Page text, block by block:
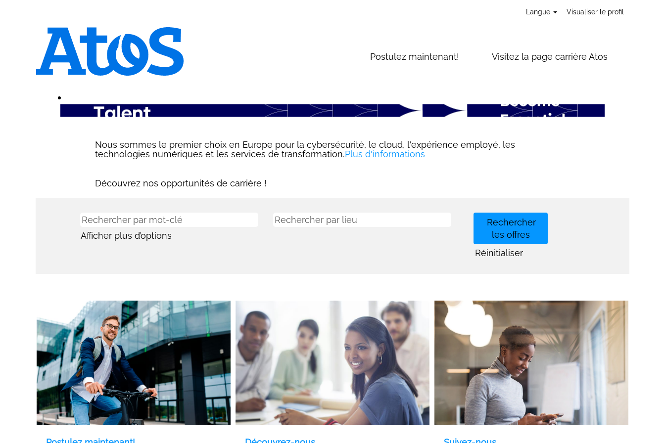
Langue Visualiser le profil
Postulez maintenant! Visitez la page carrière Atos
Nous sommes le premier choix en Europe pour la cybersécurité, le cloud, l'expérience employé, les
technologies numériques et les services de transformation.Plus d'informations
Découvrez nos opportunités de carrière !
Afficher plus d’options
Réinitialiser